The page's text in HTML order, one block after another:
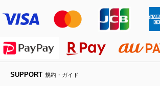
MK MICHEL KLEIN BAG
HIROKO KOSHINO
ライダースジャケット
デニムジャケット
ダウンジャケット・コート
ハンカチ・バンダナ
手袋
チャーム・ストラップ
バックパック・リュック
ボディバッグ・メッセンジャーバッグ
トラベルバッグ
フラットシューズ
ローファー
ドレスシューズ
カサブランカ・カラー
ラナンキュラス
ポプリアレンジ＆フレグランス
SUPPORT 規約・ガイド